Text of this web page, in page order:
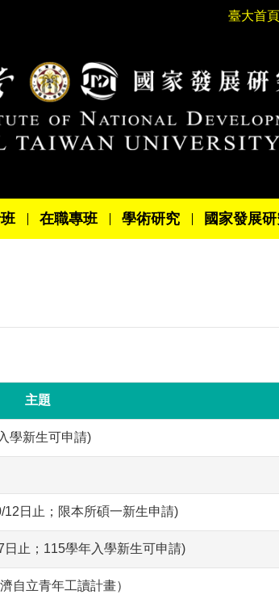
臺大首頁
在職專班 學術研究 國家發展研
主題
學新生可申請)
日止；限本所碩一新生申請)
止；115學年入學新生可申請)
自立青年工讀計畫）